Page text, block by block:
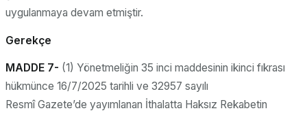
uygulanmaya devam etmiştir.
Gerekçe
MADDE 7- (1) Yönetmeliğin 35 inci maddesinin ikinci fıkrası
hükmünce 16/7/2025 tarihli ve 32957 sayılı
Resmî Gazete’de yayımlanan İthalatta Haksız Rekabetin